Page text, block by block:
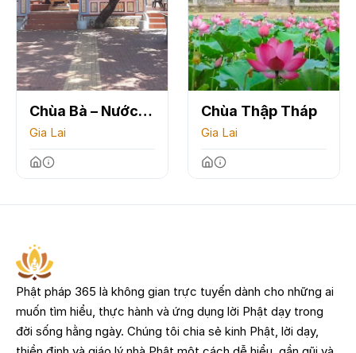
Chùa Bà – Nước
Mặn
Gia Lai
Chùa Thập Tháp
Gia Lai
Phật pháp 365 là không gian trực tuyến dành cho những ai
muốn tìm hiểu, thực hành và ứng dụng lời Phật dạy trong
đời sống hằng ngày. Chúng tôi chia sẻ kinh Phật, lời dạy,